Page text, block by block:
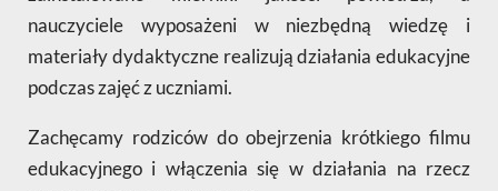
nauczyciele wyposażeni w niezbędną wiedzę i
materiały dydaktyczne realizują działania edukacyjne
podczas zajęć z uczniami.
Zachęcamy rodziców do obejrzenia krótkiego filmu
edukacyjnego i włączenia się w działania na rzecz